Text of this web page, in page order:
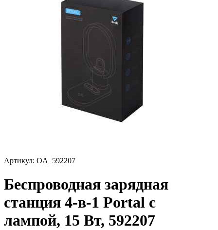
Артикул: OA_592207
Беспроводная зарядная
станция 4-в-1 Portal c
лампой, 15 Вт, 592207